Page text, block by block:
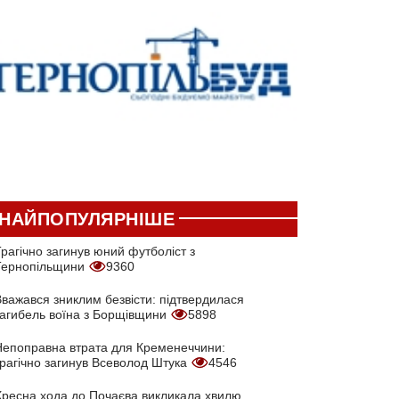
загинув юний футболіст з
9360
зниклим безвісти: підтвердилася
воїна з Борщівщини
5898
втрата для Кременеччини:
загинув Всеволод Штука
4546
хода до Почаєва викликала хвилю